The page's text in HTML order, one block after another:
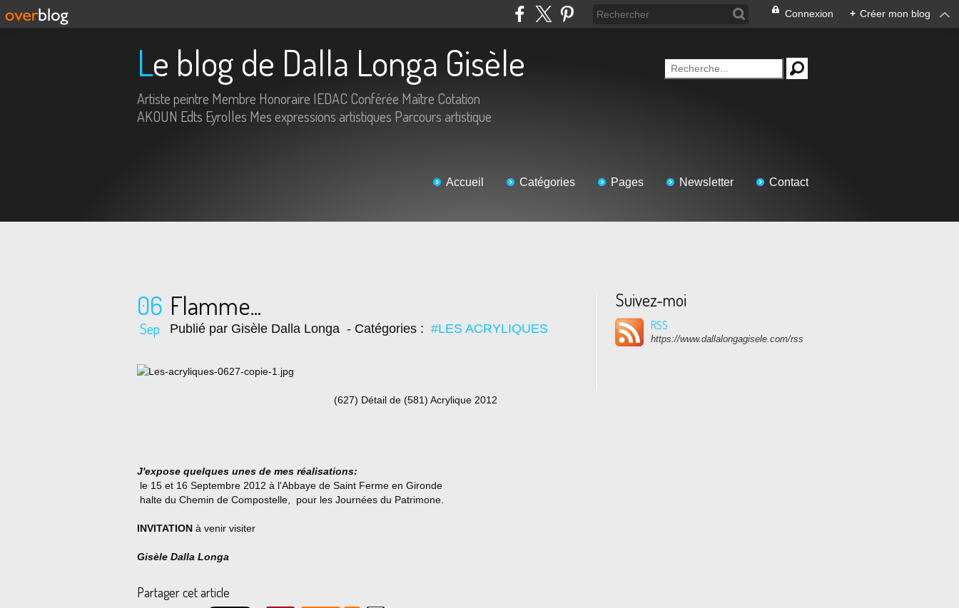
Connexion + Créer mon blog
Le blog de Dalla Longa Gisèle
Artiste peintre Membre Honoraire IEDAC Conférée Maître Cotation
AKOUN Edts Eyrolles Mes expressions artistiques Parcours artistique
Accueil Catégories Pages Newsletter Contact
06
Sep
Flamme...
Publié par Gisèle Dalla Longa - Catégories : #LES ACRYLIQUES
(627) Détail de (581) Acrylique 2012
J'expose quelques unes de mes réalisations:
le 15 et 16 Septembre 2012 à l'Abbaye de Saint Ferme en Gironde
halte du Chemin de Compostelle, pour les Journées du Patrimone.
INVITATION à venir visiter
Gisèle Dalla Longa
Partager cet article
Suivez-moi
RSS
https://www.dallalongagisele.com/rss